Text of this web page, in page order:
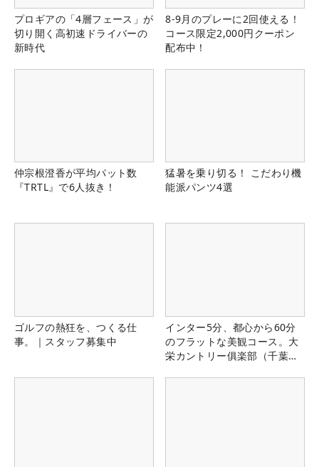
プロギアの「4層フェース」が
切り開く高初速ドライバーの
新時代
8-9月のプレーに2回使える！
コース限定2,000円クーポン
配布中！
仲宗根澄香が平均パット数
『TRTL』で6人抜き！
猛暑を乗り切る！ こだわり機
能派パンツ4選
ゴルフの熱狂を、つくる仕
事。｜スタッフ募集中
インター5分、都心から60分
のフラットな美観コース。大
栄カントリー俱楽部（千葉